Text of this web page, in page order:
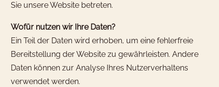
Sie unsere Website betreten.
Wofür nutzen wir Ihre Daten?
Ein Teil der Daten wird erhoben, um eine fehlerfreie
Bereitstellung der Website zu gewährleisten. Andere
Daten können zur Analyse Ihres Nutzerverhaltens
verwendet werden.